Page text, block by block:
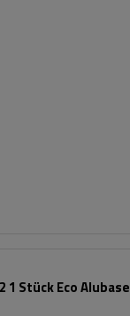
1 Stück Eco Alubase